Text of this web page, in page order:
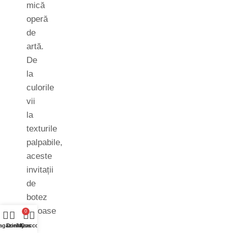
mică
operă
de
artă.
De
la
culorile
vii
la
texturile
palpabile,
aceste
invitații
de
botez
haioase
și
Dorinte
0
Cos
My account